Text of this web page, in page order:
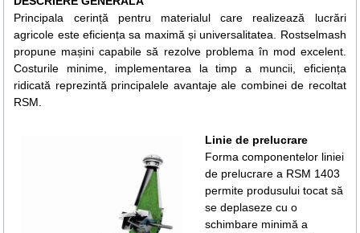
Principala cerință pentru materialul care realizează lucrări
agricole este eficiența sa maximă și universalitatea. Rostselmash
propune mașini capabile să rezolve problema în mod excelent.
Costurile minime, implementarea la timp a muncii, eficiența
ridicată reprezintă principalele avantaje ale combinei de recoltat
RSM.
Linie de prelucrare
Forma componentelor liniei
de prelucrare a RSM 1403
permite produsului tocat să
se deplaseze cu o
schimbare minimă a